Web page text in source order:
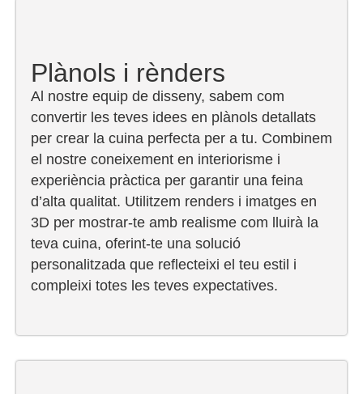
Plànols i rènders
Al nostre equip de disseny, sabem com
convertir les teves idees en plànols detallats
per crear la cuina perfecta per a tu. Combinem
el nostre coneixement en interiorisme i
experiència pràctica per garantir una feina
d’alta qualitat. Utilitzem renders i imatges en
3D per mostrar-te amb realisme com lluirà la
teva cuina, oferint-te una solució
personalitzada que reflecteixi el teu estil i
compleixi totes les teves expectatives.